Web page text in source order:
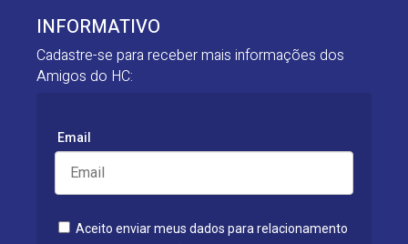
INFORMATIVO
Cadastre-se para receber mais informações dos
Amigos do HC:
Email
Aceito enviar meus dados para relacionamento